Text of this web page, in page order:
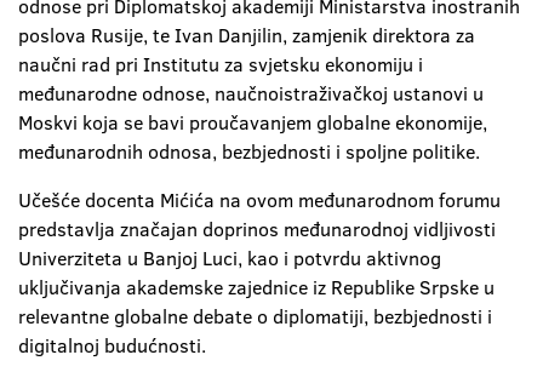
odnose pri Diplomatskoj akademiji Ministarstva inostranih
poslova Rusije, te Ivan Danjilin, zamjenik direktora za
naučni rad pri Institutu za svjetsku ekonomiju i
međunarodne odnose, naučnoistraživačkoj ustanovi u
Moskvi koja se bavi proučavanjem globalne ekonomije,
međunarodnih odnosa, bezbjednosti i spoljne politike.
Učešće docenta Mićića na ovom međunarodnom forumu
predstavlja značajan doprinos međunarodnoj vidljivosti
Univerziteta u Banjoj Luci, kao i potvrdu aktivnog
uključivanja akademske zajednice iz Republike Srpske u
relevantne globalne debate o diplomatiji, bezbjednosti i
digitalnoj budućnosti.